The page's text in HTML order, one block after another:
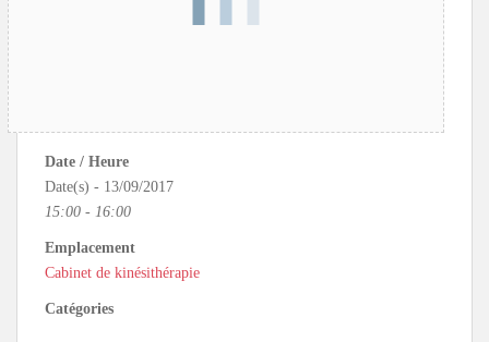
Date / Heure
Date(s) - 13/09/2017
15:00 - 16:00
Emplacement
Cabinet de kinésithérapie
Catégories